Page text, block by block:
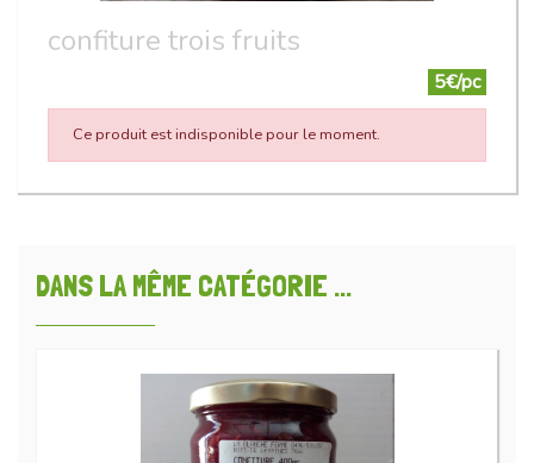
confiture trois fruits
5€/pc
Ce produit est indisponible pour le moment.
DANS LA MÊME CATÉGORIE ...